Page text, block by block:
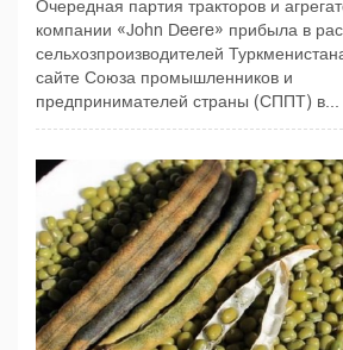
Очередная партия тракторов и
компании «John Deere» прибыла в
сельхозпроизводителей
сайте Союза промышленников и
предпринимателей страны (СППТ) в...